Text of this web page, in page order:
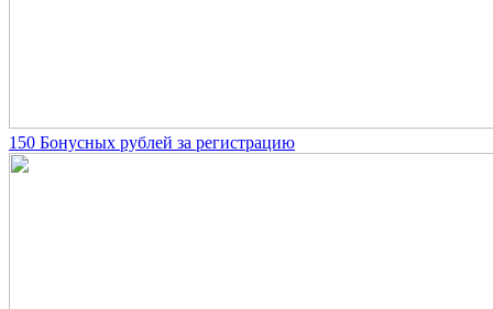
150 Бонусных рублей за регистрацию